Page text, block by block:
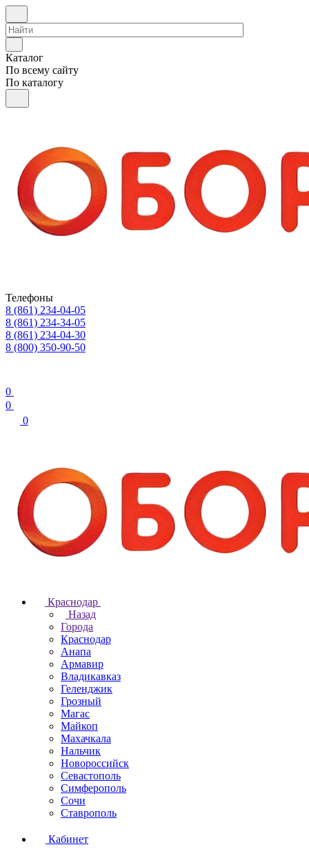
Каталог
По всему сайту
По каталогу
Телефоны
8 (861) 234-04-05
8 (861) 234-34-05
8 (861) 234-04-30
8 (800) 350-90-50
0
0
0
Краснодар
Назад
Города
Краснодар
Анапа
Армавир
Владикавказ
Геленджик
Грозный
Магас
Майкоп
Махачкала
Нальчик
Новороссийск
Севастополь
Симферополь
Сочи
Ставрополь
Кабинет